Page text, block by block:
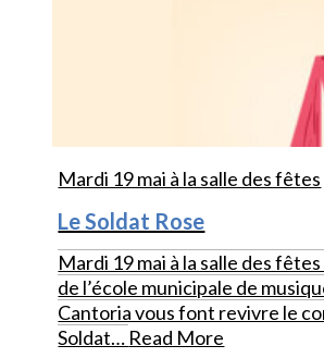
Mardi 19 mai à la salle des fêtes
Le Soldat Rose
Mardi 19 mai à la salle des
de l’école municipale de
Cantoria vous font revivre le
Soldat… Read More